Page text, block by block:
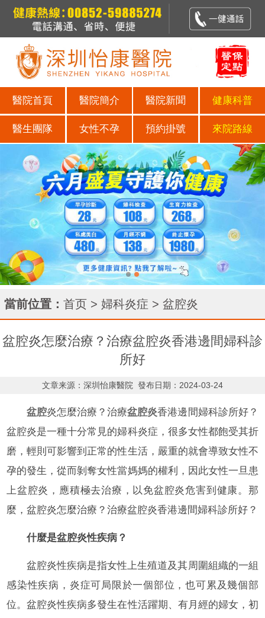
醫院首頁 醫院簡介 醫院新聞 健康科普
醫生團隊 女性不孕 預約掛號 來院路線
當前位置： 首页 > 婦科炎症 > 盆腔炎
盆腔炎怎麼治療？治療盆腔炎香港邊間婦科診
所好
文章来源：深圳怡康醫院 發布日期：2024-03-24
盆腔炎怎麼治療？治療盆腔炎香港邊間婦科診所好？
盆腔炎是一種十分常見的婦科炎症，很多女性都飽受其折
磨，輕則可影響到正常的性生活，嚴重的就會導致女性不
孕的發生，從而剝奪女性當媽媽的權利，因此女性一旦患
上盆腔炎，應積極去治療，以免盆腔炎危害到健康。那
麼，盆腔炎怎麼治療？治療盆腔炎香港邊間婦科診所好？
什麼是盆腔炎性疾病？
盆腔炎性疾病是指女性上生殖道及其周圍組織的一組
感染性疾病，炎症可局限於一個部位，也可累及幾個部
位。盆腔炎性疾病多發生在性活躍期、有月經的婦女，初